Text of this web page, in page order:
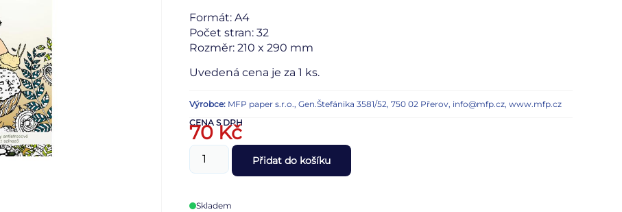
Formát: A4
Počet stran: 32
Rozměr: 210 x 290 mm
Uvedená cena je za 1 ks.
Výrobce: MFP paper s.r.o., Gen.Štefánika 3581/52, 750 02 Přerov, info@mfp.cz, www.mfp.cz
CENA S DPH
70Kč
Přidat do košíku
Skladem